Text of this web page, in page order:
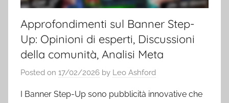
Approfondimenti sul Banner Step-
Up: Opinioni di esperti, Discussioni
della comunità, Analisi Meta
Posted on 17/02/2026 by Leo Ashford
I Banner Step-Up sono pubblicità innovative che